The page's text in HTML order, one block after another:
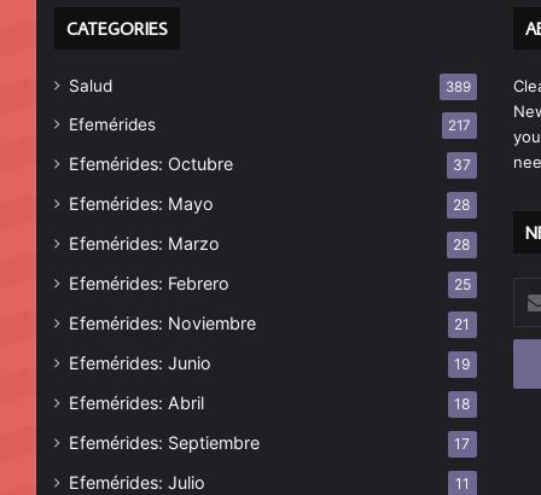
CATEGORIES
Salud 389
Efemérides 217
Efemérides: Octubre 37
Efemérides: Mayo 28
Efemérides: Marzo 28
Efemérides: Febrero 25
Efemérides: Noviembre 21
Efemérides: Junio 19
Efemérides: Abril 18
Efemérides: Septiembre 17
Efemérides: Julio 11
tu